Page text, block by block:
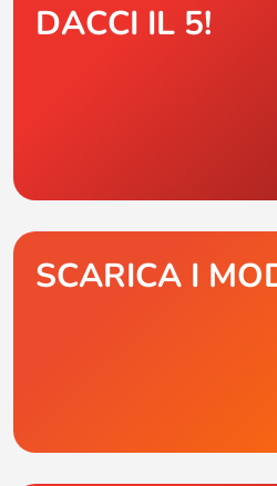
DACCI IL 5!
SCARICA I